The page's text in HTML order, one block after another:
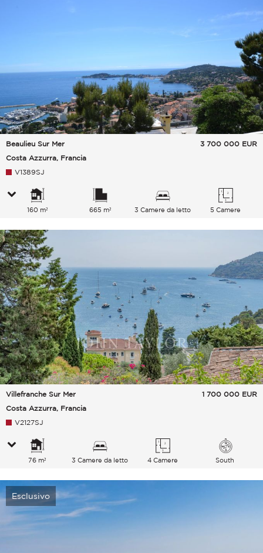
Beaulieu Sur Mer
Costa Azzurra, Francia
3 700 000 EUR
V1389SJ
160 m² 665 m² 3 Camere da letto 5 Camere
Villefranche Sur Mer
Costa Azzurra, Francia
1 700 000 EUR
V2127SJ
76 m² 3 Camere da letto 4 Camere South
Esclusivo